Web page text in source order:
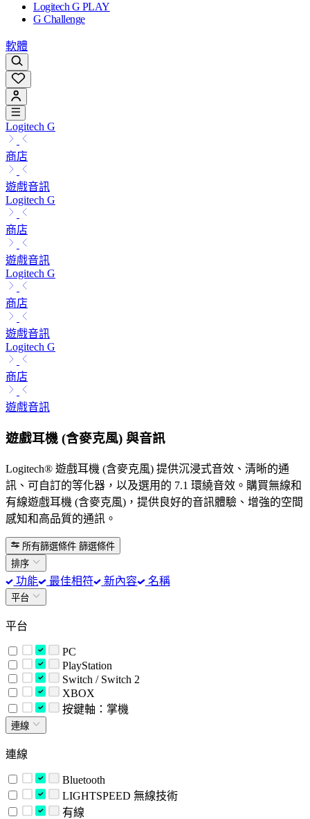
Logitech G PLAY
G Challenge
軟體
Logitech G
商店
遊戲音訊
Logitech G
商店
遊戲音訊
Logitech G
商店
遊戲音訊
Logitech G
商店
遊戲音訊
遊戲耳機 (含麥克風) 與音訊
Logitech® 遊戲耳機 (含麥克風) 提供沉浸式音效、清晰的通
訊、可自訂的等化器，以及選用的 7.1 環繞音效。購買無線和
有線遊戲耳機 (含麥克風)，提供良好的音訊體驗、增強的空間
感知和高品質的通訊。
所有篩選條件 篩選條件
排序
功能 最佳相符 新內容 名稱
平台
平台
PC
PlayStation
Switch / Switch 2
XBOX
按鍵軸：掌機
連線
連線
Bluetooth
LIGHTSPEED 無線技術
有線